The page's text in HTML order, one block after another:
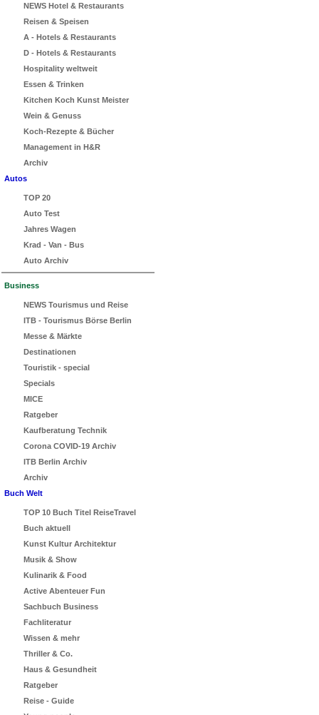
NEWS Hotel & Restaurants
Reisen & Speisen
A - Hotels & Restaurants
D - Hotels & Restaurants
Hospitality weltweit
Essen & Trinken
Kitchen Koch Kunst Meister
Wein & Genuss
Koch-Rezepte & Bücher
Management in H&R
Archiv
Autos
TOP 20
Auto Test
Jahres Wagen
Krad - Van - Bus
Auto Archiv
Business
NEWS Tourismus und Reise
ITB - Tourismus Börse Berlin
Messe & Märkte
Destinationen
Touristik - special
Specials
MICE
Ratgeber
Kaufberatung Technik
Corona COVID-19 Archiv
ITB Berlin Archiv
Archiv
Buch Welt
TOP 10 Buch Titel ReiseTravel
Buch aktuell
Kunst Kultur Architektur
Musik & Show
Kulinarik & Food
Active Abenteuer Fun
Sachbuch Business
Fachliteratur
Wissen & mehr
Thriller & Co.
Haus & Gesundheit
Ratgeber
Reise - Guide